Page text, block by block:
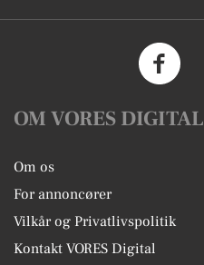
OM VORES DIGITAL
Om os
For annoncører
Vilkår og Privatlivspolitik
Kontakt VORES Digital